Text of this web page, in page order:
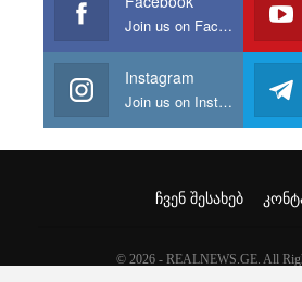
Join us on Facebook
Instagram
Join us on Instagram
ᲩᲕᲔᲜ ᲨᲔᲡᲐᲮᲔᲑ
© 2026 - REALNEWS.GE. All